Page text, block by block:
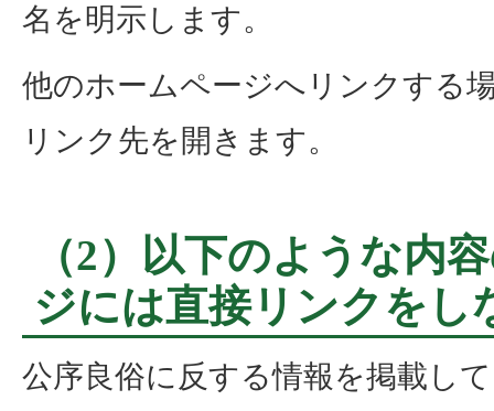
名を明示します。
他のホームページへリンクする
リンク先を開きます。
（2）以下のような内
ジには直接リンクをし
公序良俗に反する情報を掲載し